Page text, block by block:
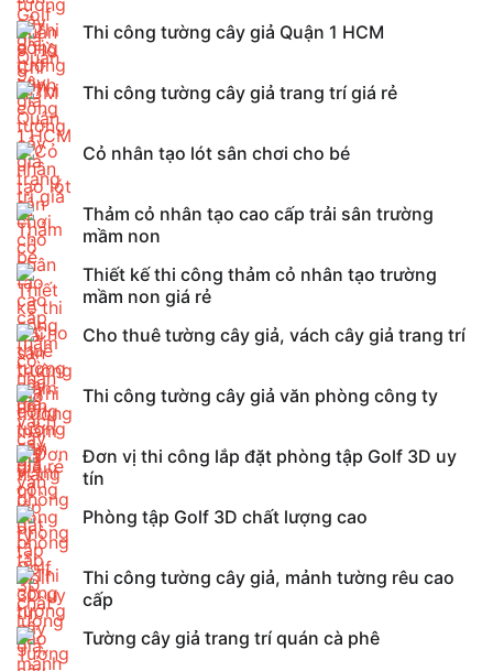
Thi công tường cây giả Quận 1 HCM
Thi công tường cây giả trang trí giá rẻ
Cỏ nhân tạo lót sân chơi cho bé
Thảm cỏ nhân tạo cao cấp trải sân trường
mầm non
Thiết kế thi công thảm cỏ nhân tạo trường
mầm non giá rẻ
Cho thuê tường cây giả, vách cây giả trang trí
Thi công tường cây giả văn phòng công ty
Đơn vị thi công lắp đặt phòng tập Golf 3D uy
tín
Phòng tập Golf 3D chất lượng cao
Thi công tường cây giả, mảnh tường rêu cao
cấp
Tường cây giả trang trí quán cà phê